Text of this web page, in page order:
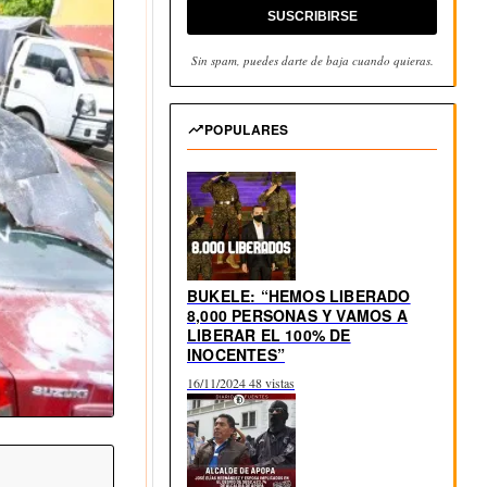
SUSCRIBIRSE
Sin spam, puedes darte de baja cuando quieras.
POPULARES
BUKELE: “HEMOS LIBERADO
8,000 PERSONAS Y VAMOS A
LIBERAR EL 100% DE
INOCENTES”
16/11/202448 vistas